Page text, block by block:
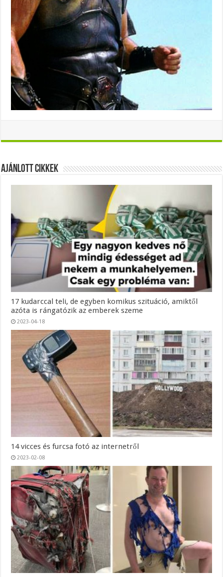
Ajánlott Cikkek
17 kudarccal teli, de egyben komikus szituáció, amiktől
azóta is rángatózik az emberek szeme
2023-04-18
14 vicces és furcsa fotó az internetről
2023-02-08